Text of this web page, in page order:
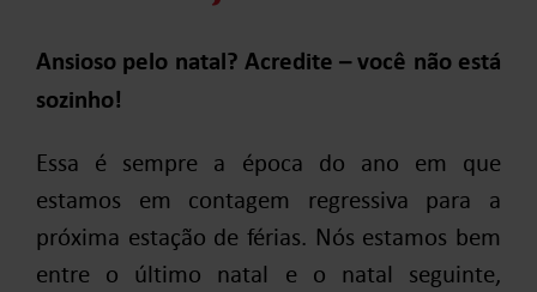
Ansioso pelo natal? Acredite – você não está
sozinho!
Essa é sempre a época do ano em que
estamos em contagem regressiva para a
próxima estação de férias. Nós estamos bem
entre o último natal e o natal seguinte,